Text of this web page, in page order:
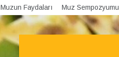
Muzun Faydaları Muz Sempozyumu